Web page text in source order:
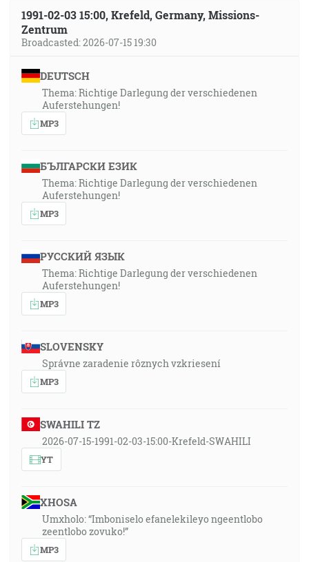
1991-02-03 15:00, Krefeld, Germany, Missions-
Zentrum
Broadcasted: 2026-07-15 19:30
DEUTSCH
Thema: Richtige Darlegung der verschiedenen
Auferstehungen!
MP3
БЪЛГАРСКИ ЕЗИК
Thema: Richtige Darlegung der verschiedenen
Auferstehungen!
MP3
РУССКИЙ ЯЗЫК
Thema: Richtige Darlegung der verschiedenen
Auferstehungen!
MP3
SLOVENSKY
Správne zaradenie rôznych vzkriesení
MP3
SWAHILI TZ
2026-07-15-1991-02-03-15:00-Krefeld-SWAHILI
YT
XHOSA
Umxholo: “Imboniselo efanelekileyo ngeentlobo
zeentlobo zovuko!”
MP3